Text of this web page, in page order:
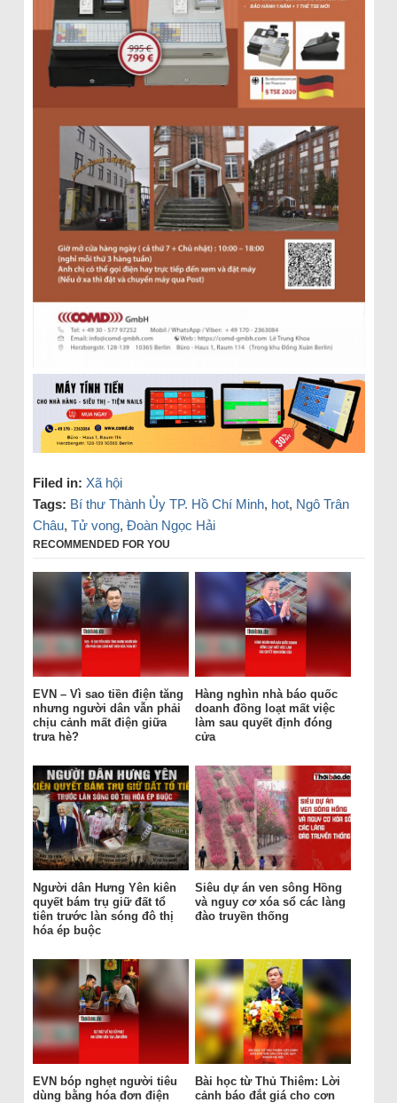
Filed in: Xã hội
Tags: Bí thư Thành Ủy TP. Hồ Chí Minh, hot, Ngô Trân
Châu, Tử vong, Đoàn Ngọc Hải
RECOMMENDED FOR YOU
EVN – Vì sao tiền điện tăng
nhưng người dân vẫn phải
chịu cảnh mất điện giữa
trưa hè?
Hàng nghìn nhà báo quốc
doanh đồng loạt mất việc
làm sau quyết định đóng
cửa
Người dân Hưng Yên kiên
quyết bám trụ giữ đất tổ
tiên trước làn sóng đô thị
hóa ép buộc
Siêu dự án ven sông Hồng
và nguy cơ xóa sổ các làng
đào truyền thống
EVN bóp nghẹt người tiêu
dùng bằng hóa đơn điện
Bài học từ Thủ Thiêm: Lời
cảnh báo đắt giá cho cơn